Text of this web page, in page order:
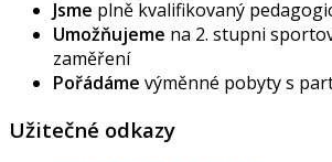
Jsme plně kvalifikovaný
Umožňujeme na 2. stupni
zaměření
Pořádáme výměnné pobyty s
Užitečné odkazy